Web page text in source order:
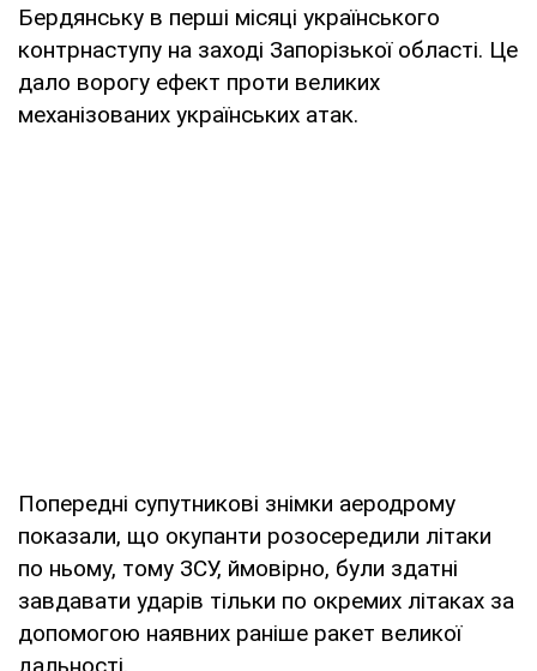
Бердянську в перші місяці українського
контрнаступу на заході Запорізької області. Це
дало ворогу ефект проти великих
механізованих українських атак.
Попередні супутникові знімки аеродрому
показали, що окупанти розосередили літаки
по ньому, тому ЗСУ, ймовірно, були здатні
завдавати ударів тільки по окремих літаках за
допомогою наявних раніше ракет великої
дальності.